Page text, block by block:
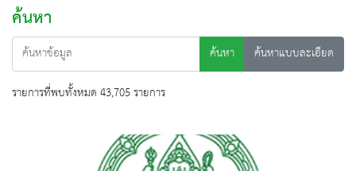
ค้นหา
ค้นหา
ค้นหาแบบละเอียด
รายการที่พบทั้งหมด 43,705 รายการ